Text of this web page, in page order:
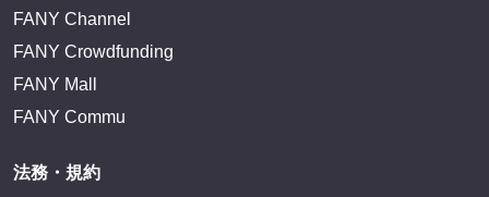
FANY Channel
FANY Crowdfunding
FANY Mall
FANY Commu
法務・規約